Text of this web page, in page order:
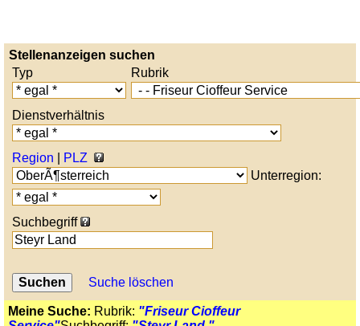
Stellenanzeigen suchen
Typ
Rubrik
Dienstverhältnis
Region
PLZ
Unterregion:
Suchbegriff
Suche löschen
Meine Suche: Rubrik: "Friseur Cioffeur